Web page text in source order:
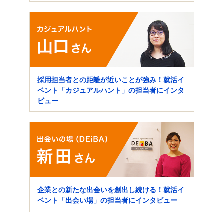
採用担当者との距離が近いことが強み！就活イ
ベント「カジュアルハント」の担当者にインタ
ビュー
企業との新たな出会いを創出し続ける！就活イ
ベント「出会い場」の担当者にインタビュー